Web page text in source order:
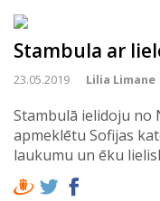
Stambula ar
23.05.2019 Lilia Limane
Stambulā ielidoju no
apmeklētu Sofijas
laukumu un ēku